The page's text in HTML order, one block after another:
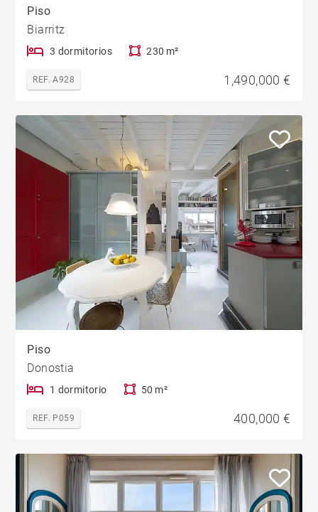
Piso
Biarritz
3 dormitorios 230 m²
REF. A928 1,490,000 €
Piso
Donostia
1 dormitorio 50 m²
REF. P059 400,000 €